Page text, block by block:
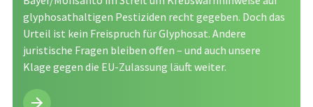
glyphosathaltigen Pestiziden recht gegeben. Doch das
Urteil ist kein Freispruch für Glyphosat. Andere
juristische Fragen bleiben offen – und auch unsere
Klage gegen die EU-Zulassung läuft weiter.